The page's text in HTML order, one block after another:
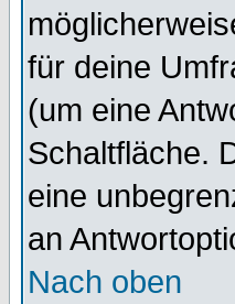
für deine
(um eine
Schaltfläche.
eine
an
Nach oben